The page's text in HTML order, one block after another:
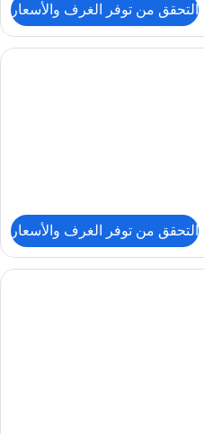
التحقق من توفر الغرف والأسعار
أغطية فراش متميزة وميني بار وخزنة
التحقق من توفر الغرف والأسعار
أغطية فراش متميزة وميني بار وخزنة